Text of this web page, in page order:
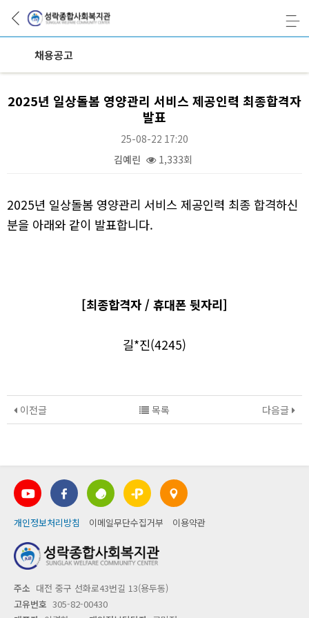
채용공고
2025년 일상돌봄 영양관리 서비스 제공인력 최종합격자
발표
25-08-22 17:20
김예린
1,333회
2025년 일상돌봄 영양관리 서비스 제공인력 최종 합격하신
분을 아래와 같이 발표합니다.
[최종합격자 / 휴대폰 뒷자리]
길*진(4245)
이전글 다음글
목록
개인정보처리방침 이메일무단수집거부 이용약관
주소 대전 중구 선화로43번길 13(용두동)
고유번호 305-82-00430